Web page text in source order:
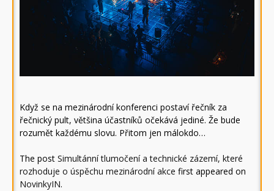
Když se na mezinárodní konferenci postaví řečník za
řečnický pult, většina účastníků očekává jediné. Že bude
rozumět každému slovu. Přitom jen málokdo…
The post Simultánní tlumočení a technické zázemí, které
rozhoduje o úspěchu mezinárodní akce first appeared on
NovinkyIN.